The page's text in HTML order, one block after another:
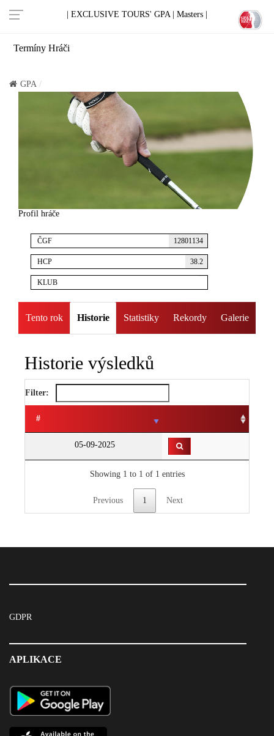
| EXCLUSIVE TOURS' GPA | Masters |
Termíny Hráči
GPA
Profil hráče
ČGF 12801134
HCP 38.2
KLUB
Tento rok Historie Statistiky Rekordy Galerie
Historie výsledků
Filter:
#
05-09-2025
Showing 1 to 1 of 1 entries
Previous 1 Next
GDPR
APLIKACE